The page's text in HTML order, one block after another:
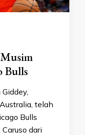
Bulls
telah
Bulls
dari